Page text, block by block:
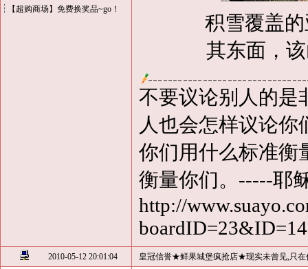
【超购商场】免费换奖品~go！
积雪覆盖的
其东面，
不要议论别人的是
人也会怎样议论你
你们用什么标准衡
衡量你们。-----耶
http://
2010-05-12 20:01:04 皇冠信誉★鲜果城堡疯抢店★现实未曾见,只在